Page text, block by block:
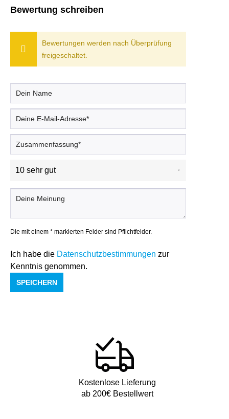
Bewertung schreiben
Bewertungen werden nach Überprüfung
freigeschaltet.
Die mit einem * markierten Felder sind Pflichtfelder.
Ich habe die Datenschutzbestimmungen zur
Kenntnis genommen.
SPEICHERN
Kostenlose Lieferung
ab 200€ Bestellwert